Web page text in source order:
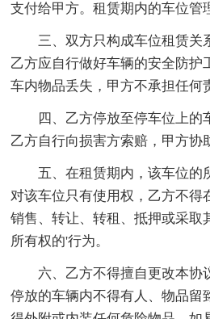
支付给甲方。租赁期内的车位管
三、双方只构成车位租赁关
乙方应自行做好车辆的安全防护
车内物品丢失，甲方不承担任何
四、乙方停放至停车位上的
乙方自行向损害方索赔，甲方协
五、在租赁期内，该车位的
对该车位只有使用权，乙方不得
销售、转让、转租、抵押或采取
所有权的'行为。
六、乙方不得擅自更改本协
停放的车辆内不得有人、物品留